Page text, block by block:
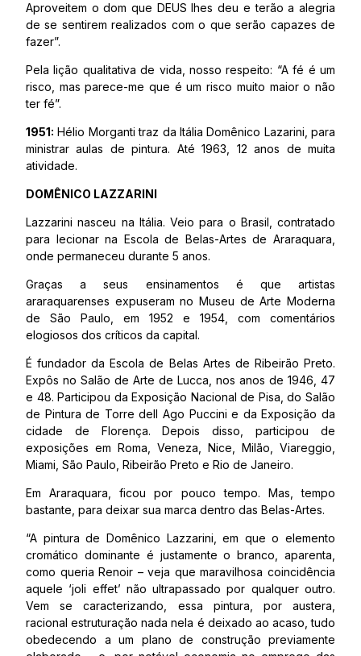
Aproveitem o dom que DEUS lhes deu e terão a alegria
de se sentirem realizados com o que serão capazes de
fazer”.
Pela lição qualitativa de vida, nosso respeito: “A fé é um
risco, mas parece-me que é um risco muito maior o não
ter fé”.
1951: Hélio Morganti traz da Itália Domênico Lazarini, para
ministrar aulas de pintura. Até 1963, 12 anos de muita
atividade.
DOMÊNICO LAZZARINI
Lazzarini nasceu na Itália. Veio para o Brasil, contratado
para lecionar na Escola de Belas-Artes de Araraquara,
onde permaneceu durante 5 anos.
Graças a seus ensinamentos é que artistas
araraquarenses expuseram no Museu de Arte Moderna
de São Paulo, em 1952 e 1954, com comentários
elogiosos dos críticos da capital.
É fundador da Escola de Belas Artes de Ribeirão Preto.
Expôs no Salão de Arte de Lucca, nos anos de 1946, 47
e 48. Participou da Exposição Nacional de Pisa, do Salão
de Pintura de Torre dell Ago Puccini e da Exposição da
cidade de Florença. Depois disso, participou de
exposições em Roma, Veneza, Nice, Milão, Viareggio,
Miami, São Paulo, Ribeirão Preto e Rio de Janeiro.
Em Araraquara, ficou por pouco tempo. Mas, tempo
bastante, para deixar sua marca dentro das Belas-Artes.
“A pintura de Domênico Lazzarini, em que o elemento
cromático dominante é justamente o branco, aparenta,
como queria Renoir – veja que maravilhosa coincidência
aquele ‘joli effet’ não ultrapassado por qualquer outro.
Vem se caracterizando, essa pintura, por austera,
racional estruturação nada nela é deixado ao acaso, tudo
obedecendo a um plano de construção previamente